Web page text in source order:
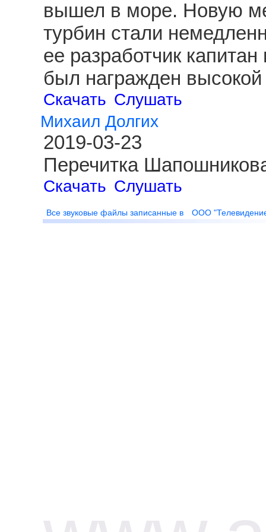
вышел в море. Новую
турбин стали
ее разработчик
был награжден
Скачать Слушать
Михаил Долгих
2019-03-23
Перечитка
Скачать Слушать
Все звуковые файлы записанные в ООО